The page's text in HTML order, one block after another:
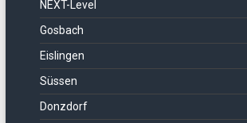
NEXT-Level
Gosbach
Eislingen
Süssen
Donzdorf